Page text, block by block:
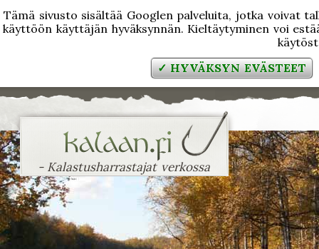
Tämä sivusto sisältää Googlen palveluita, jotka voivat
käyttöön käyttäjän hyväksynnän. Kieltäytyminen voi
✓ HYVÄKSYN EVÄSTEET
- Kalastusharrastajat verkossa